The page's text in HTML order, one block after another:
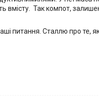
вмісту. Так компот,
питання. Сталлю про